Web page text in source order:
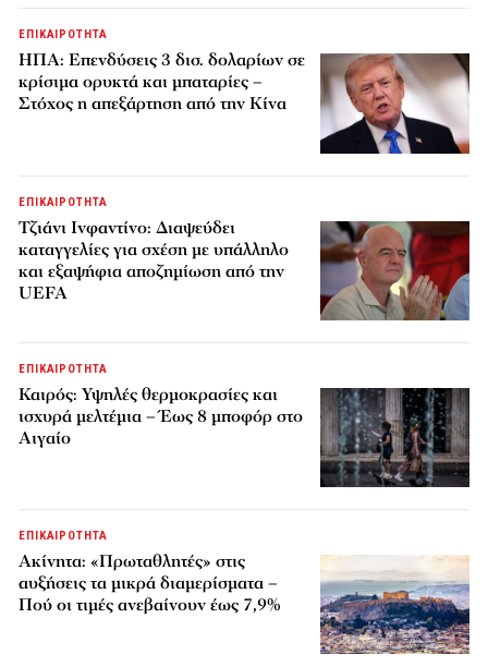
ΕΠΙΚΑΙΡΟΤΗΤΑ
ΗΠΑ: Επενδύσεις 3 δισ. δολαρίων σε
κρίσιμα ορυκτά και μπαταρίες –
Στόχος η απεξάρτηση από την Κίνα
ΕΠΙΚΑΙΡΟΤΗΤΑ
Τζιάνι Ινφαντίνο: Διαψεύδει
καταγγελίες για σχέση με υπάλληλο
και εξαψήφια αποζημίωση από την
UEFA
ΕΠΙΚΑΙΡΟΤΗΤΑ
Καιρός: Υψηλές θερμοκρασίες και
ισχυρά μελτέμια – Έως 8 μποφόρ στο
Αιγαίο
ΕΠΙΚΑΙΡΟΤΗΤΑ
Ακίνητα: «Πρωταθλητές» στις
αυξήσεις τα μικρά διαμερίσματα –
Πού οι τιμές ανεβαίνουν έως 7,9%